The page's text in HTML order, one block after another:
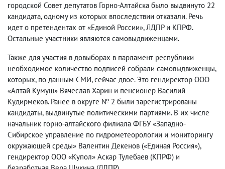
городской Совет депутатов Горно-Алтайска было выдвинуто 22
кандидата, одному из которых впоследствии отказали. Речь
идет о претендентах от «Единой России», ЛДПР и КПРФ.
Остальные участники являются самовыдвиженцами.
Также для участия в довыборах в парламент республики
необходимое количество подписей собрали самовыдвиженцы,
которых, по данным СМИ, сейчас двое. Это гендиректор ООО
«Алтай Кумуш» Вячеслав Харин и пенсионер Василий
Кудирмеков. Ранее в округе № 2 были зарегистрированы
кандидаты, выдвинутые политическими партиями. В их числе
начальник горно-алтайского филиала ФГБУ «Западно-
Сибирское управление по гидрометеорологии и мониторингу
окружающей среды» Валентин Декенов («Единая Россия»),
гендиректор ООО «Купол» Аскар Тулебаев (КПРФ) и